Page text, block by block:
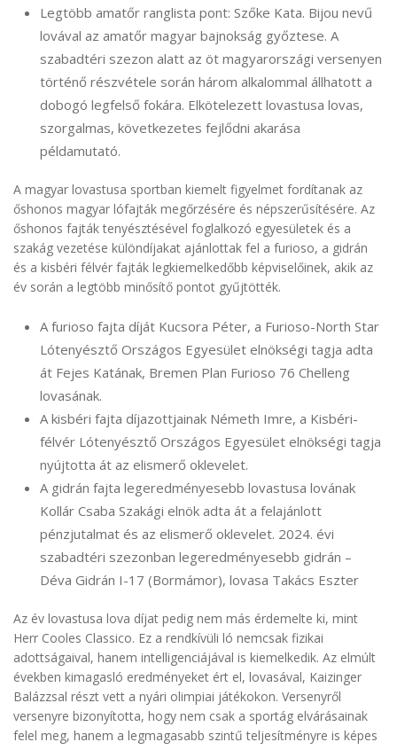
Legtöbb amatőr ranglista pont: Szőke Kata. Bijou nevű
lovával az amatőr magyar bajnokság győztese. A
szabadtéri szezon alatt az öt magyarországi versenyen
történő részvétele során három alkalommal állhatott a
dobogó legfelső fokára. Elkötelezett lovastusa lovas,
szorgalmas, következetes fejlődni akarása
példamutató.
A magyar lovastusa sportban kiemelt figyelmet fordítanak az
őshonos magyar lófajták megőrzésére és népszerűsítésére. Az
őshonos fajták tenyésztésével foglalkozó egyesületek és a
szakág vezetése különdíjakat ajánlottak fel a furioso, a gidrán
és a kisbéri félvér fajták legkiemelkedőbb képviselőinek, akik az
év során a legtöbb minősítő pontot gyűjtötték.
A furioso fajta díját Kucsora Péter, a Furioso-North Star
Lótenyésztő Országos Egyesület elnökségi tagja adta
át Fejes Katának, Bremen Plan Furioso 76 Chelleng
lovasának.
A kisbéri fajta díjazottjainak Németh Imre, a Kisbéri-
félvér Lótenyésztő Országos Egyesület elnökségi tagja
nyújtotta át az elismerő oklevelet.
A gidrán fajta legeredményesebb lovastusa lovának
Kollár Csaba Szakági elnök adta át a felajánlott
pénzjutalmat és az elismerő oklevelet. 2024. évi
szabadtéri szezonban legeredményesebb gidrán –
Déva Gidrán I-17 (Bormámor), lovasa Takács Eszter
Az év lovastusa lova díjat pedig nem más érdemelte ki, mint
Herr Cooles Classico. Ez a rendkívüli ló nemcsak fizikai
adottságaival, hanem intelligenciájával is kiemelkedik. Az elmúlt
években kimagasló eredményeket ért el, lovasával, Kaizinger
Balázzsal részt vett a nyári olimpiai játékokon. Versenyről
versenyre bizonyította, hogy nem csak a sportág elvárásainak
felel meg, hanem a legmagasabb szintű teljesítményre is képes